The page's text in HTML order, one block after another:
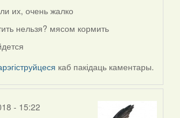
их, очень жалко
нельзя? мясом кормить
каб пакідаць каментары.
- 15:22